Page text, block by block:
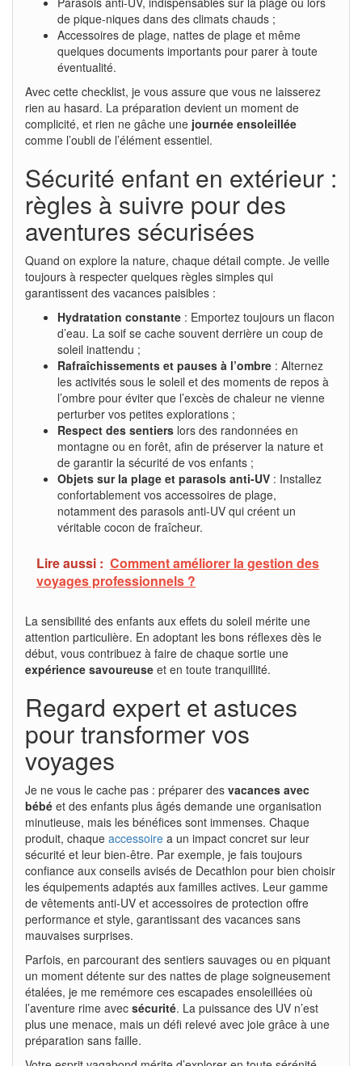
de pique-niques dans des climats chauds ;
Accessoires de plage, nattes de plage et même
quelques documents importants pour parer à toute
éventualité.
Avec cette checklist, je vous assure que vous ne laisserez
rien au hasard. La préparation devient un moment de
complicité, et rien ne gâche une journée ensoleillée
comme l’oubli de l’élément essentiel.
Sécurité enfant en extérieur :
règles à suivre pour des
aventures sécurisées
Quand on explore la nature, chaque détail compte. Je veille
toujours à respecter quelques règles simples qui
garantissent des vacances paisibles :
Hydratation constante : Emportez toujours un flacon
d’eau. La soif se cache souvent derrière un coup de
soleil inattendu ;
Rafraîchissements et pauses à l’ombre : Alternez
les activités sous le soleil et des moments de repos à
l’ombre pour éviter que l’excès de chaleur ne vienne
perturber vos petites explorations ;
Respect des sentiers lors des randonnées en
montagne ou en forêt, afin de préserver la nature et
de garantir la sécurité de vos enfants ;
Objets sur la plage et parasols anti-UV : Installez
confortablement vos accessoires de plage,
notamment des parasols anti-UV qui créent un
véritable cocon de fraîcheur.
Lire aussi : Comment améliorer la gestion des
voyages professionnels ?
La sensibilité des enfants aux effets du soleil mérite une
attention particulière. En adoptant les bons réflexes dès le
début, vous contribuez à faire de chaque sortie une
expérience savoureuse et en toute tranquillité.
Regard expert et astuces
pour transformer vos
voyages
Je ne vous le cache pas : préparer des vacances avec
bébé et des enfants plus âgés demande une organisation
minutieuse, mais les bénéfices sont immenses. Chaque
produit, chaque accessoire a un impact concret sur leur
sécurité et leur bien-être. Par exemple, je fais toujours
confiance aux conseils avisés de Decathlon pour bien choisir
les équipements adaptés aux familles actives. Leur gamme
de vêtements anti-UV et accessoires de protection offre
performance et style, garantissant des vacances sans
mauvaises surprises.
Parfois, en parcourant des sentiers sauvages ou en piquant
un moment détente sur des nattes de plage soigneusement
étalées, je me remémore ces escapades ensoleillées où
l’aventure rime avec sécurité. La puissance des UV n’est
plus une menace, mais un défi relevé avec joie grâce à une
préparation sans faille.